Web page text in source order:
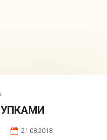
21.08.2018